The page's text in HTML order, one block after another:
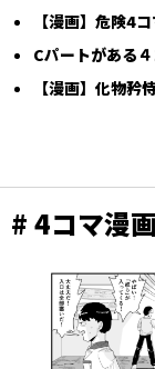
【漫画】危険4
Cパートがある
【漫画】化物矜
# 4コマ漫画